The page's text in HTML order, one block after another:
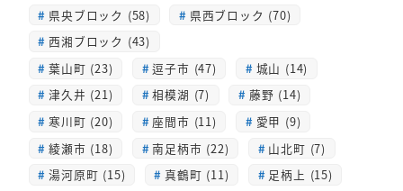
県央ブロック (58)
県西ブロック (70)
西湘ブロック (43)
葉山町 (23)
逗子市 (47)
城山 (14)
津久井 (21)
相模湖 (7)
藤野 (14)
寒川町 (20)
座間市 (11)
愛甲 (9)
綾瀬市 (18)
南足柄市 (22)
山北町 (7)
湯河原町 (15)
真鶴町 (11)
足柄上 (15)